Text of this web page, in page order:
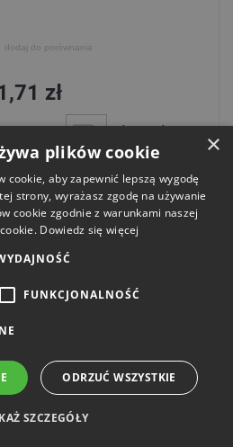
dodaj do porównania
zł
darmowa dostawa
koszyka
×
plików cookie
cookie, aby zapewnić lepszą wygodę
strony, wyrażasz zgodę na używanie
cookie zgodnie z warunkami naszej
Dowiedz się więcej
FUNKCJONALNOŚĆ
ODRZUĆ WSZYSTKIE
SZCZEGÓŁY